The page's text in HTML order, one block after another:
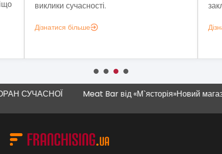
виклики сучасності.
Дізнатися більше
СУЧАСНОЇ Meat Bar від «М`ясторія»Новий магазин